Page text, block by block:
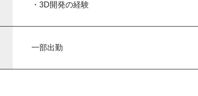
・3D開発の経験
一部出勤